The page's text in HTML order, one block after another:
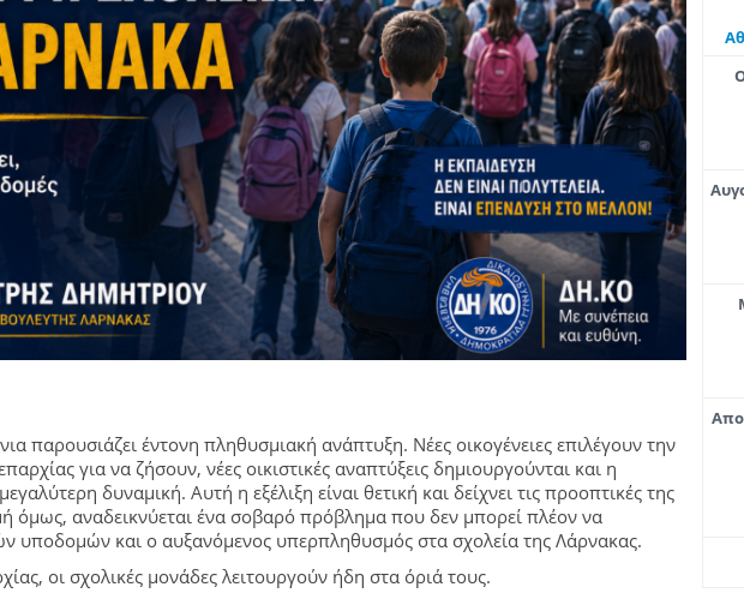
παρουσιάζει έντονη πληθυσμιακή ανάπτυξη. Νέες οικογένειες επιλέγουν την
για να ζήσουν, νέες οικιστικές αναπτύξεις δημιουργούνται και η
δυναμική. Αυτή η εξέλιξη είναι θετική και δείχνει τις προοπτικές της
όμως, αναδεικνύεται ένα σοβαρό πρόβλημα που δεν μπορεί πλέον να
υποδομών και ο αυξανόμενος υπερπληθυσμός στα σχολεία της Λάρνακας.
οι σχολικές μονάδες λειτουργούν ήδη στα όριά τους.